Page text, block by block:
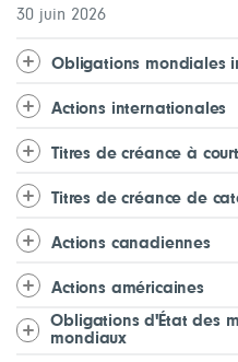
30 juin 2026
Obligations mondiales
Actions internationales
Titres de créance à
Titres de créance de
Actions canadiennes
Actions américaines
Obligations d'État des
mondiaux